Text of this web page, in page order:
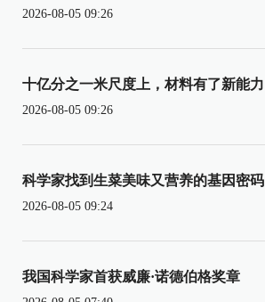
2026-08-05 09:26
十亿分之一米尺度上，材料有了新能力
2026-08-05 09:26
科学家找到生菜美味又营养的基因密码
2026-08-05 09:24
我国科学家首获威廉·诺德伯格奖章